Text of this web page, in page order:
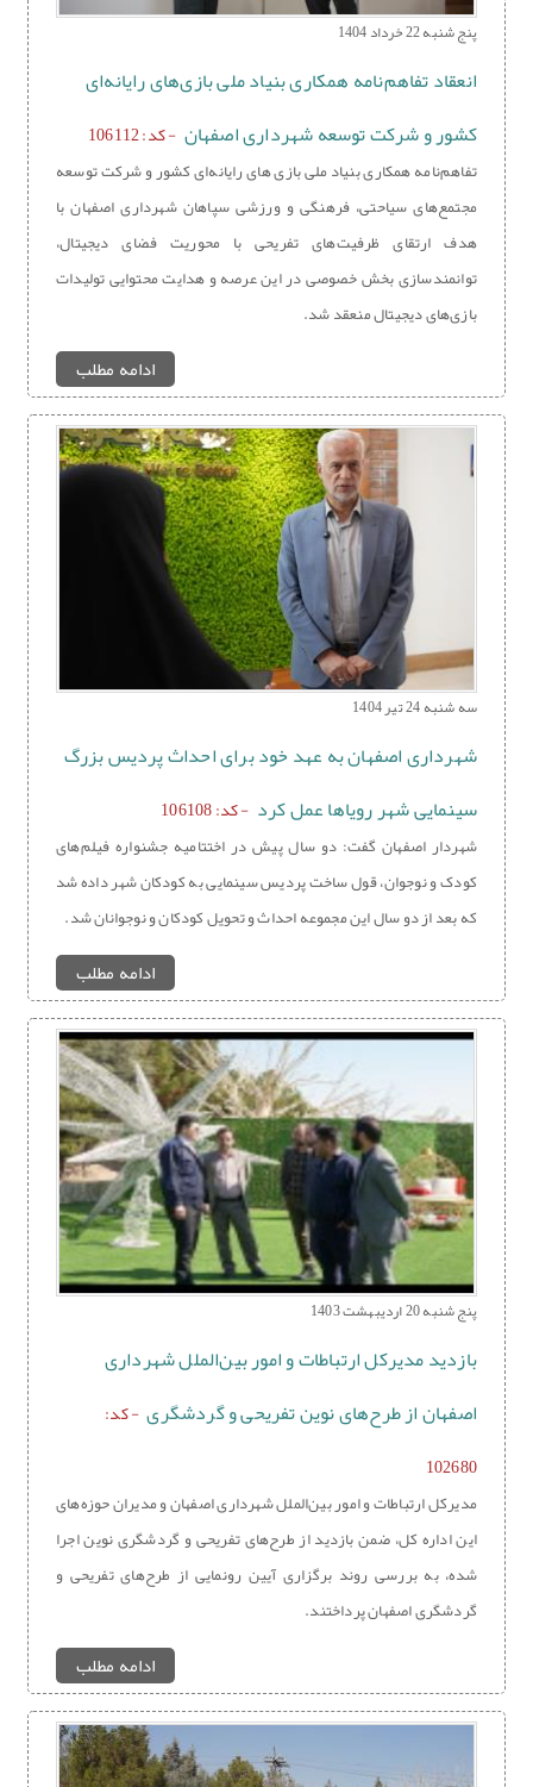
پنج شنبه 22 خرداد 1404
انعقاد تفاهم‌نامه همکاری بنیاد ملی بازی‌های رایانه‌ای
کشور و شرکت توسعه شهرداری اصفهان - کد: 106112
تفاهم‌نامه همکاری بنیاد ملی بازی های رایانه‌ای کشور و شرکت توسعه
مجتمع‌های سیاحتی، فرهنگی و ورزشی سپاهان شهرداری اصفهان با
هدف ارتقای ظرفیت‌های تفریحی با محوریت فضای دیجیتال،
توانمندسازی بخش خصوصی در این عرصه و هدایت محتوایی تولیدات
بازی‌های دیجیتال منعقد شد.
ادامه مطلب
سه شنبه 24 تیر 1404
شهرداری اصفهان به عهد خود برای احداث پردیس بزرگ
سینمایی شهر رویاها عمل کرد - کد: 106108
شهردار اصفهان گفت: دو سال پیش در اختتامیه جشنواره فیلم‌های
کودک و نوجوان، قول ساخت پردیس سینمایی به کودکان شهر داده شد
که بعد از دو سال این مجموعه احداث و تحویل کودکان و نوجوانان شد.
ادامه مطلب
پنج شنبه 20 اردیبهشت 1403
بازدید مدیرکل ارتباطات و امور بین‌الملل شهرداری
اصفهان از طرح‌های نوین تفریحی و گردشگری - کد:
102680
مدیرکل ارتباطات و امور بین‌الملل شهرداری اصفهان و مدیران حوزه‌های
این اداره کل، ضمن بازدید از طرح‌های تفریحی و گردشگری نوین اجرا
شده، به بررسی روند برگزاری آیین رونمایی از طرح‌های تفریحی و
گردشگری اصفهان پرداختند.
ادامه مطلب